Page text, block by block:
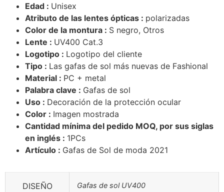
Edad : Unisex
Atributo de las lentes ópticas : polarizadas
Color de la montura : S negro, Otros
Lente : UV400 Cat.3
Logotipo : Logotipo del cliente
Tipo : Las gafas de sol más nuevas de Fashional
Material : PC + metal
Palabra clave : Gafas de sol
Uso : Decoración de la protección ocular
Color : Imagen mostrada
Cantidad mínima del pedido MOQ, por sus siglas
en inglés : 1PCs
Artículo : Gafas de Sol de moda 2021
DISEÑO Gafas de sol UV400